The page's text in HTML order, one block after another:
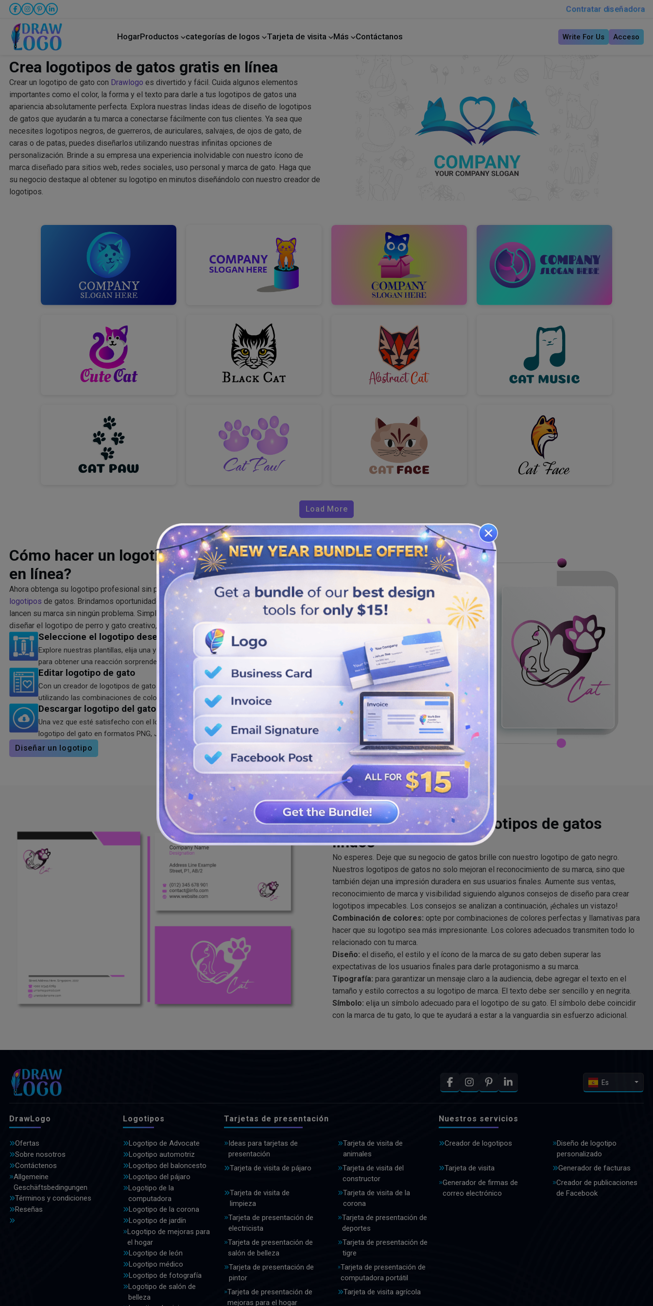
Contratar diseñadora
HogarProductos categorías de logos Tarjeta de visita Más Contáctanos Write For Us Acceso
Crea logotipos de gatos gratis en línea
Crear un logotipo de gato con Drawlogo es divertido y fácil. Cuida algunos elementos
importantes como el color, la forma y el texto para darle a tus logotipos de gatos una
apariencia absolutamente perfecta. Explora nuestras lindas ideas de diseño de logotipos
de gatos que ayudarán a tu marca a conectarse fácilmente con tus clientes. Ya sea que
necesites logotipos negros, de guerreros, de auriculares, salvajes, de ojos de gato, de
caras o de patas, puedes diseñarlos utilizando nuestras infinitas opciones de
personalización. Brinde a su empresa una experiencia inolvidable con nuestro ícono de
marca diseñado para sitios web, redes sociales, uso personal y marca de gato. Haga que
su negocio destaque al obtener su logotipo en minutos diseñándolo con nuestro creador de
logotipos.
Load More
Cómo hacer un logotipo de gato profesional
en línea?
Ahora obtenga su logotipo profesional sin presupuesto utilizando nuestrocreador de
logotipos de gatos. Brindamos oportunidades a pequeñas y grandes empresas para que
lancen su marca sin ningún problema. Simplemente siga los tres pasos básicos para
diseñar el logotipo de perro y gato creativo, impresionante y lindo.
Seleccione el logotipo deseado
Explore nuestras plantillas, elija una y conviértala en el logotipo excepcional de un gato
para obtener una reacción sorprendente de sus usuarios finales.
Editar logotipo de gato
Con un creador de logotipos de gatos, puedes aumentar la tasa de éxito de tu marca
utilizando las combinaciones de colores, formas e íconos correctos.
Descargar logotipo del gato
Una vez que esté satisfecho con el logotipo de su gato, descárguelo. Puede guardar el
logotipo del gato en formatos PNG, JPG y SVG desde nuestro sitio web.
Diseñar un logotipo
El mejor creador de logotipos de gatos
lindos
No esperes. Deje que su negocio de gatos brille con nuestro logotipo de gato negro.
Nuestros logotipos de gatos no solo mejoran el reconocimiento de su marca, sino que
también dejan una impresión duradera en sus usuarios finales. Aumente sus ventas,
reconocimiento de marca y visibilidad siguiendo algunos consejos de diseño para crear
logotipos impecables. Los consejos se analizan a continuación, ¡échales un vistazo!
Combinación de colores: opte por combinaciones de colores perfectas y llamativas para
hacer que su logotipo sea más impresionante. Los colores adecuados transmiten todo lo
relacionado con tu marca.
Diseño: el diseño, el estilo y el ícono de la marca de su gato deben superar las
expectativas de los usuarios finales para darle protagonismo a su marca.
Tipografía: para garantizar un mensaje claro a la audiencia, debe agregar el texto en el
tamaño y estilo correctos a su logotipo de marca. El texto debe ser sencillo y en negrita.
Símbolo: elija un símbolo adecuado para el logotipo de su gato. El símbolo debe coincidir
con la marca de tu gato, lo que te ayudará a estar a la vanguardia sin esfuerzo adicional.
Es
DrawLogo
Ofertas
Sobre nosotros
Contáctenos
Allgemeine
Geschäftsbedingungen
Términos y condiciones
Reseñas
Logotipos
Logotipo de Advocate
Logotipo automotriz
Logotipo del baloncesto
Logotipo del pájaro
Logotipo de la
computadora
Logotipo de la corona
Logotipo de jardín
Logotipo de mejoras para
el hogar
Logotipo de león
Logotipo médico
Logotipo de fotografía
Logotipo de salón de
belleza
Tarjetas de presentación
Ideas para tarjetas de
presentación
Tarjeta de visita de
animales
Tarjeta de visita de pájaro
Tarjeta de visita del
constructor
Tarjeta de visita de
limpieza
Tarjeta de visita de la
corona
Tarjeta de presentación de
electricista
Tarjeta de presentación de
deportes
Tarjeta de presentación de
salón de belleza
Tarjeta de presentación de
tigre
Tarjeta de presentación de
pintor
Tarjeta de presentación de
computadora portátil
Tarjeta de presentación de
mejoras para el hogar
Tarjeta de visita agrícola
Nuestros servicios
Creador de logotipos
Diseño de logotipo
personalizado
Tarjeta de visita
Generador de facturas
Generador de firmas de
correo electrónico
Creador de publicaciones
de Facebook